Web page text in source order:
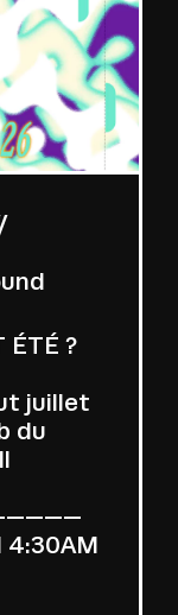
ÉTÉ ?
juillet
du
4:30AM